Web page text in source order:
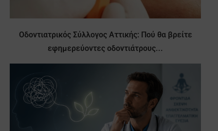
Οδοντιατρικός Σύλλογος Αττικής: Πού θα βρείτε
εφημερεύοντες οδοντιάτρους...